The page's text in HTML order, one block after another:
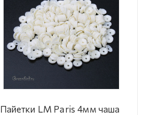
Пайетки LM Paris 4мм чаша